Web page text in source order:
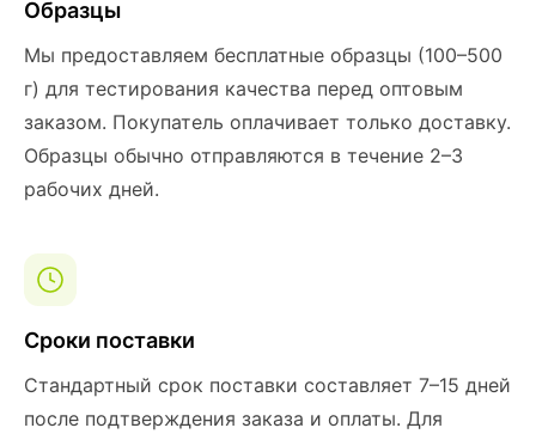
Образцы
Мы предоставляем бесплатные образцы (100–500
г) для тестирования качества перед оптовым
заказом. Покупатель оплачивает только доставку.
Образцы обычно отправляются в течение 2–3
рабочих дней.
Сроки поставки
Стандартный срок поставки составляет 7–15 дней
после подтверждения заказа и оплаты. Для